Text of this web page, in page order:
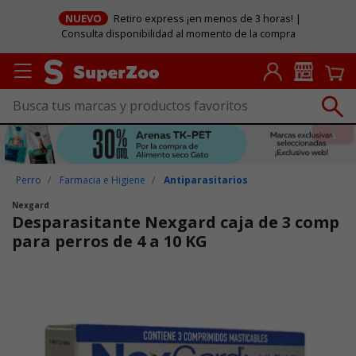
NUEVO
Retiro express ¡en menos de 3 horas! |
Consulta disponibilidad al momento de la compra
Perro Farmacia e Higiene Antiparasitarios
Nexgard
Desparasitante Nexgard caja de 3 comp
para perros de 4 a 10 KG